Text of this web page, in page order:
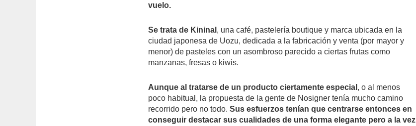
vuelo.
Se trata de Kininal , una café, pastelería boutique y marca ubicada en la
ciudad japonesa de Uozu, dedicada a la fabricación y venta (por mayor y
menor) de pasteles con un asombroso parecido a ciertas frutas como
manzanas, fresas o kiwis.
Aunque al tratarse de un producto ciertamente especial , o al menos
poco habitual, la propuesta de la gente de Nosigner tenía mucho camino
recorrido pero no todo.Sus esfuerzos tenían que centrarse entonces en
conseguir destacar sus cualidades de una forma elegante pero a la vez